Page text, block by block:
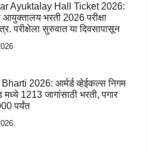
Ayuktalay Hall Ticket 2026:
आयुक्तालय भरती 2026 परीक्षा
परीक्षेला सुरुवात या दिवसापासून
2026: आर्मर्ड व्हेईकल्स निगम
मध्ये 1213 जागांसाठी भरती, पगार
पर्यंत